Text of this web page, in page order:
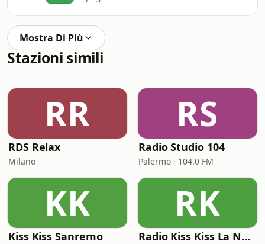
Mostra Di Più
Stazioni simili
RR
RDS Relax
Milano
RS
Radio Studio 104
Palermo · 104.0 FM
KK
Kiss Kiss Sanremo
RK
Radio Kiss Kiss La Notte Vola